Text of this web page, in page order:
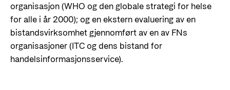
organisasjon (WHO og den globale strategi for helse
for alle i år 2000); og en ekstern evaluering av en
bistandsvirksomhet gjennomført av en av FNs
organisasjoner (ITC og dens bistand for
handelsinformasjonsservice).